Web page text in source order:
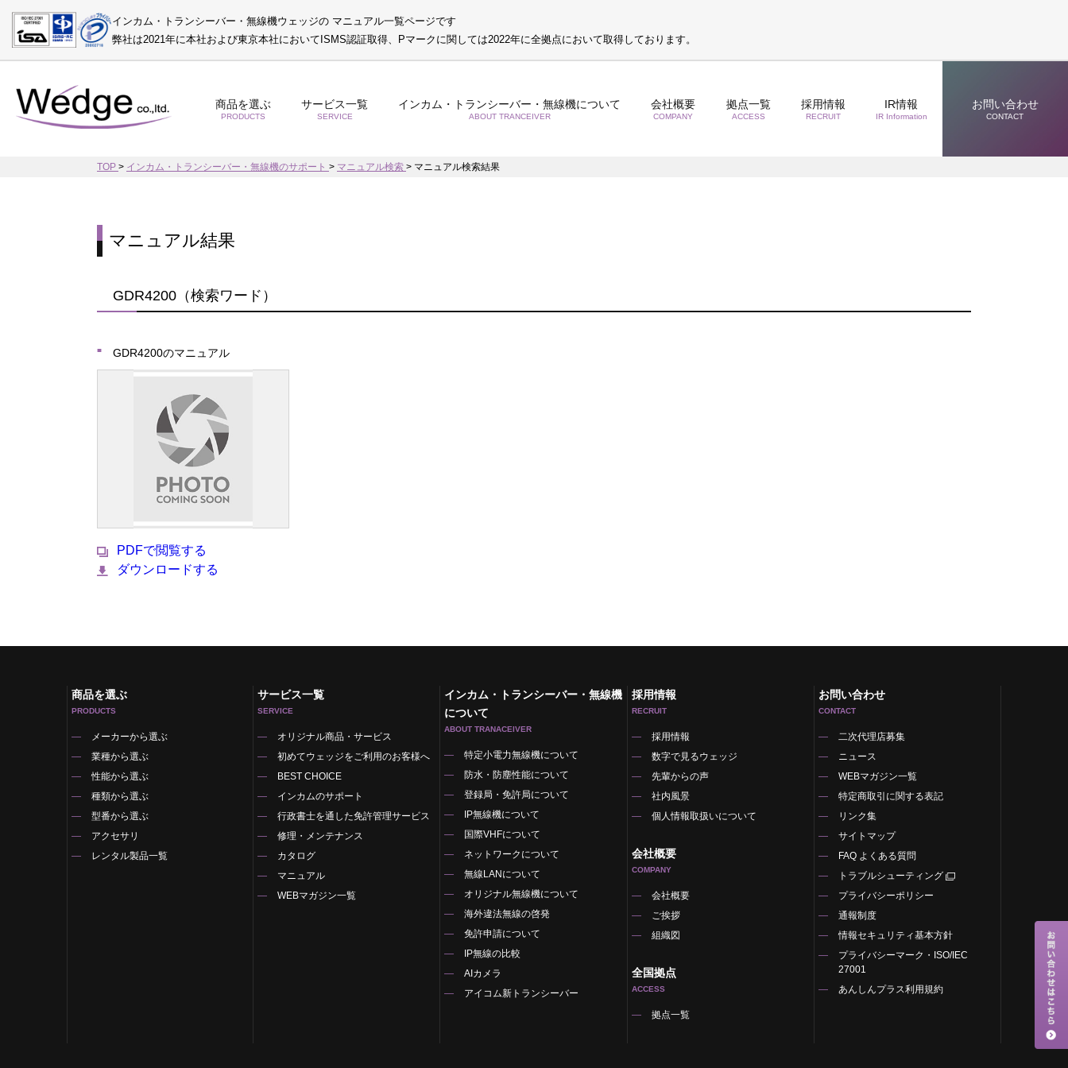
インカム・トランシーバー・無線機ウェッジの マニュアル一覧ページです
弊社は2021年に本社および東京本社においてISMS認証取得、Pマークに関しては2022年に全拠点において取得しております。
商品を選ぶ
PRODUCTS
サービス一覧
SERVICE
インカム・トランシーバー・無線機について
ABOUT TRANCEIVER
会社概要
COMPANY
拠点一覧
ACCESS
採用情報
RECRUIT
IR情報
IR Information
お問い合わせ
CONTACT
TOP > インカム・トランシーバー・無線機のサポート > マニュアル検索 > マニュアル検索結果
マニュアル結果
GDR4200（検索ワード）
GDR4200のマニュアル
PDFで閲覧する
ダウンロードする
商品を選ぶ
PRODUCTS
メーカーから選ぶ
業種から選ぶ
性能から選ぶ
種類から選ぶ
型番から選ぶ
アクセサリ
レンタル製品一覧
サービス一覧
SERVICE
オリジナル商品・サービス
初めてウェッジをご利用のお客様へ
BEST CHOICE
インカムのサポート
行政書士を通した免許管理サービス
修理・メンテナンス
カタログ
マニュアル
WEBマガジン一覧
インカム・トランシーバー・無線機
について
ABOUT TRANACEIVER
特定小電力無線機について
防水・防塵性能について
登録局・免許局について
IP無線機について
国際VHFについて
ネットワークについて
無線LANについて
オリジナル無線機について
海外違法無線の啓発
免許申請について
IP無線の比較
AIカメラ
アイコム新トランシーバー
採用情報
RECRUIT
採用情報
数字で見るウェッジ
先輩からの声
社内風景
個人情報取扱いについて
会社概要
COMPANY
会社概要
ご挨拶
組織図
全国拠点
ACCESS
拠点一覧
お問い合わせ
CONTACT
二次代理店募集
ニュース
WEBマガジン一覧
特定商取引に関する表記
リンク集
サイトマップ
FAQ よくある質問
トラブルシューティング
プライバシーポリシー
通報制度
情報セキュリティ基本方針
プライバシーマーク・ISO/IEC
27001
あんしんプラス利用規約